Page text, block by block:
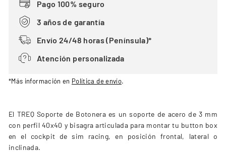
Pago 100% seguro
3 años de garantía
Envío 24/48 horas (Península)*
Atención personalizada
*Más información en Política de envío.
El TREQ Soporte de Botonera es un soporte de acero de 3 mm
con perfil 40x40 y bisagra articulada para montar tu button box
en el cockpit de sim racing, en posición frontal, lateral o
inclinada.